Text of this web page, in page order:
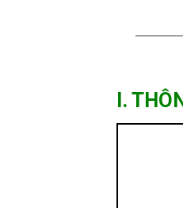
I.